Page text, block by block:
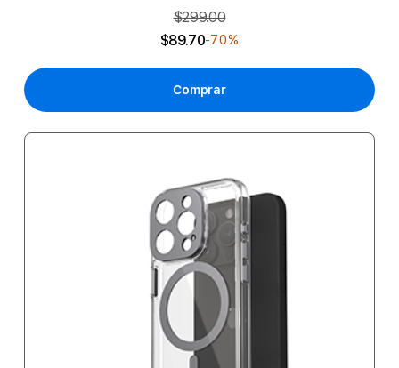
$299.00
$89.70-70%
Comprar